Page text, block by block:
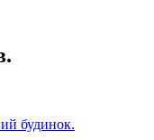
будинок.